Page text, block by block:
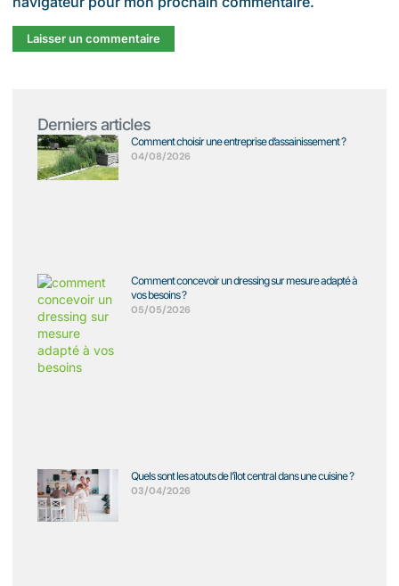
Derniers articles
Comment choisir une entreprise d’assainissement ?
04/08/2026
Comment concevoir un dressing sur mesure adapté à
vos besoins ?
05/05/2026
Quels sont les atouts de l’îlot central dans une cuisine ?
03/04/2026